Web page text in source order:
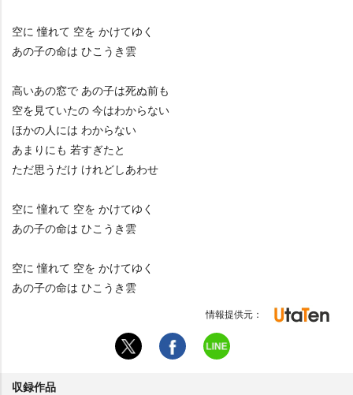
空に 憧れて 空を かけてゆく
あの子の命は ひこうき雲
高いあの窓で あの子は死ぬ前も
空を見ていたの 今はわからない
ほかの人には わからない
あまりにも 若すぎたと
ただ思うだけ けれどしあわせ
空に 憧れて 空を かけてゆく
あの子の命は ひこうき雲
空に 憧れて 空を かけてゆく
あの子の命は ひこうき雲
情報提供元：
収録作品